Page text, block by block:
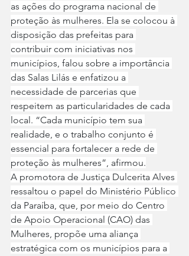
as ações do programa nacional de
proteção às mulheres. Ela se colocou à
disposição das prefeitas para
contribuir com iniciativas nos
municípios, falou sobre a importância
das Salas Lilás e enfatizou a
necessidade de parcerias que
respeitem as particularidades de cada
local. “Cada município tem sua
realidade, e o trabalho conjunto é
essencial para fortalecer a rede de
proteção às mulheres”, afirmou.
A promotora de Justiça Dulcerita Alves
ressaltou o papel do Ministério Público
da Paraíba, que, por meio do Centro
de Apoio Operacional (CAO) das
Mulheres, propõe uma aliança
estratégica com os municípios para a